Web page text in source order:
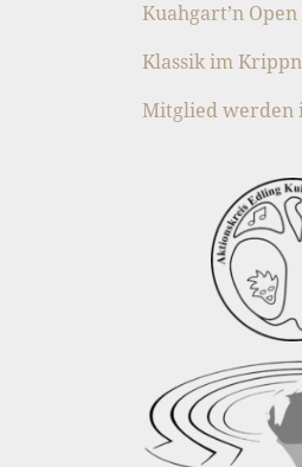
Kuahgart’n
Klassik im
Mitglied werden